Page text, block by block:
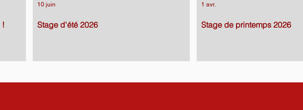
! Stage d'été 2026
10 juin
Stage de printemps 2026
1 avr.